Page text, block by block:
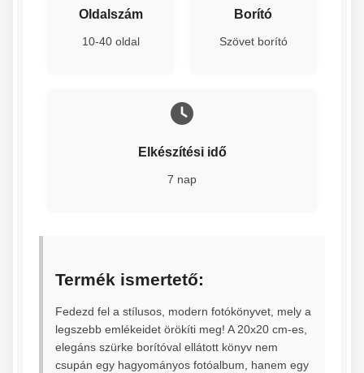
Oldalszám
10-40 oldal
Borító
Szövet borító
Elkészítési idő
7 nap
Termék ismertető:
Fedezd fel a stílusos, modern fotókönyvet, mely a
legszebb emlékeidet örökíti meg! A 20x20 cm-es,
elegáns szürke borítóval ellátott könyv nem
csupán egy hagyományos fotóalbum, hanem egy